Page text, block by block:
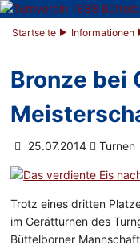
Startseite Informationen
Bronze bei
25.07.2014 Turnen
Trotz eines dritten
im Gerätturnen des
Büttelborner